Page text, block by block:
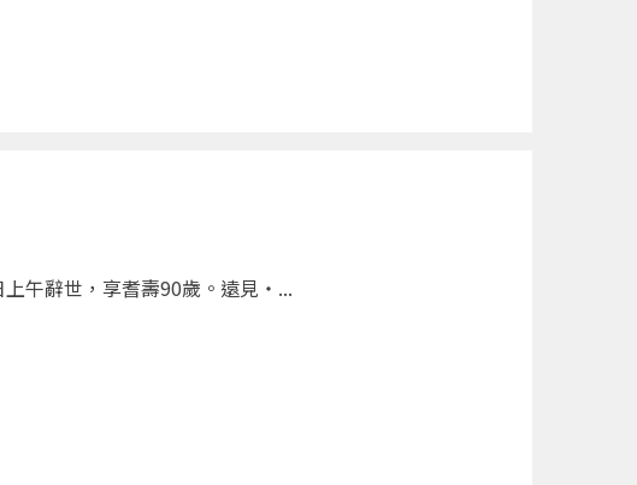
午辭世，享耆壽90歲。遠見‧...